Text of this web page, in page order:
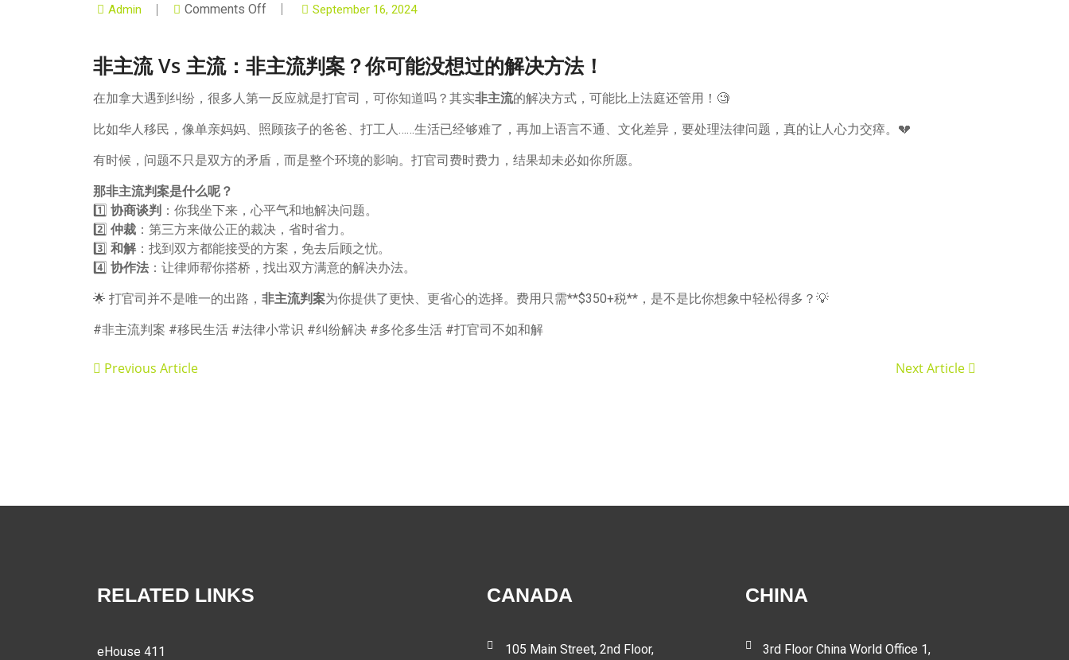
Admin Comments Off September 16, 2024
非主流 Vs 主流：非主流判案？你可能没想过的解决方法！
在加拿大遇到纠纷，很多人第一反应就是打官司，可你知道吗？其实非主流的解决方式，可能比上法庭还管用！🧐
比如华人移民，像单亲妈妈、照顾孩子的爸爸、打工人……生活已经够难了，再加上语言不通、文化差异，要处理法律问题，真的让人心力交瘁。💔
有时候，问题不只是双方的矛盾，而是整个环境的影响。打官司费时费力，结果却未必如你所愿。
那非主流判案是什么呢？
1️⃣ 协商谈判 ：你我坐下来，心平气和地解决问题。
2️⃣ 仲裁 ：第三方来做公正的裁决，省时省力。
3️⃣ 和解：找到双方都能接受的方案，免去后顾之忧。
4️⃣ 协作法 ：让律师帮你搭桥，找出双方满意的解决办法。
🌟 打官司并不是唯一的出路， 非主流判案为你提供了更快、更省心的选择。费用只需**$350+税**，是不是比你想象中轻松得多？💡
#非主流判案 #移民生活 #法律小常识 #纠纷解决 #多伦多生活 #打官司不如和解
Previous Article Next Article
RELATED LINKS
eHouse 411
CANADA
105 Main Street, 2nd Floor,
CHINA
3rd Floor China World Office 1,